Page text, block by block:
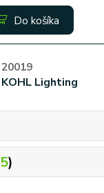
Do košíka
20019
KOHL Lighting
5